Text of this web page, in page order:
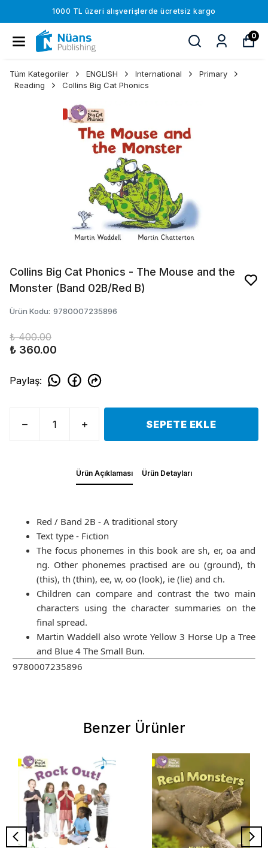
1000 TL üzeri alışverişlerde ücretsiz kargo
0
Tüm Kategoriler ENGLISH International
Primary
Reading
Collins Big Cat Phonics
Collins Big Cat Phonics - The Mouse and the
Monster (Band 02B/Red B)
Ürün Kodu: 9780007235896
₺ 400.00
₺ 360.00
Paylaş:
SEPETE EKLE
Ürün Açıklaması Ürün Detayları
Red / Band 2B - A traditional story
Text type - Fiction
The focus phonemes in this book are sh, er, oa and
ng. Other phonemes practised are ou (ground), th
(this), th (thin), ee, w, oo (look), ie (lie) and ch.
Children can compare and contrast the two main
characters using the character summaries on the
final spread.
Martin Waddell also wrote Yellow 3 Horse Up a Tree
and Blue 4 The Small Bun.
9780007235896
Benzer Ürünler